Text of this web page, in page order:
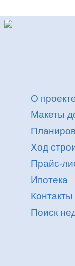
О
Макеты
Ход
Прайс-
Ипотека
Контакты
Поиск